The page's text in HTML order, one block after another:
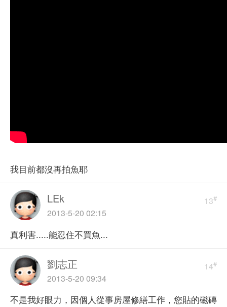
我目前都沒再拍魚耶
13#
LEk
2013-5-20 02:15
真利害.....能忍住不買魚...
14#
劉志正
2013-5-20 09:34
不是我好眼力，因個人從事房屋修繕工作，您貼的磁磚